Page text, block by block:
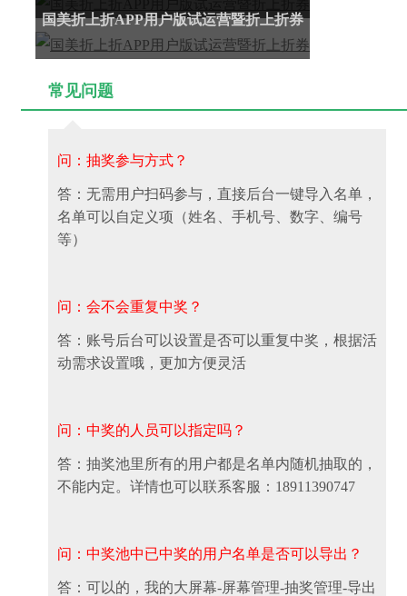
国美折上折APP用户版试运营暨折上折券
常见问题
问：抽奖参与方式？
答：无需用户扫码参与，直接后台一键导入名单，
名单可以自定义项（姓名、手机号、数字、编号
等）
问：会不会重复中奖？
答：账号后台可以设置是否可以重复中奖，根据活
动需求设置哦，更加方便灵活
问：中奖的人员可以指定吗？
答：抽奖池里所有的用户都是名单内随机抽取的，
不能内定。详情也可以联系客服：18911390747
问：中奖池中已中奖的用户名单是否可以导出？
答：可以的，我的大屏幕-屏幕管理-抽奖管理-导出